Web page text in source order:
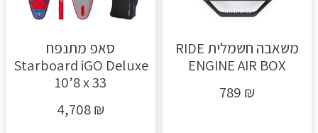
משאבה חשמלית RIDE
ENGINE AIR BOX
789 ₪
סאפ מתנפח
Starboard iGO Deluxe
10’8 x 33
4,708₪